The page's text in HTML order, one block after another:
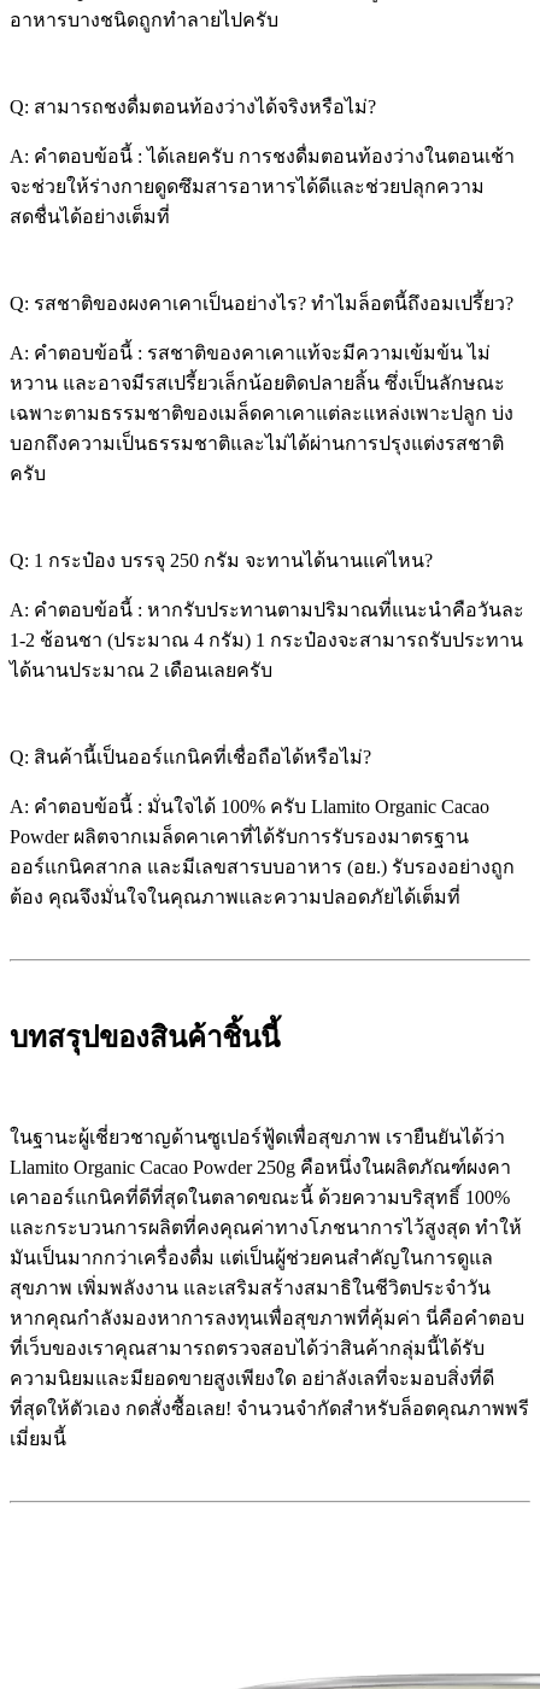
อาหารบางชนิดถูกทำลายไปครับ
Q: สามารถชงดื่มตอนท้องว่างได้จริงหรือไม่?
A: คำตอบข้อนี้ : ได้เลยครับ การชงดื่มตอนท้องว่างในตอนเช้า
จะช่วยให้ร่างกายดูดซึมสารอาหารได้ดีและช่วยปลุกความ
สดชื่นได้อย่างเต็มที่
Q: รสชาติของผงคาเคาเป็นอย่างไร? ทำไมล็อตนี้ถึงอมเปรี้ยว?
A: คำตอบข้อนี้ : รสชาติของคาเคาแท้จะมีความเข้มข้น ไม่
หวาน และอาจมีรสเปรี้ยวเล็กน้อยติดปลายลิ้น ซึ่งเป็นลักษณะ
เฉพาะตามธรรมชาติของเมล็ดคาเคาแต่ละแหล่งเพาะปลูก บ่ง
บอกถึงความเป็นธรรมชาติและไม่ได้ผ่านการปรุงแต่งรสชาติ
ครับ
Q: 1 กระป๋อง บรรจุ 250 กรัม จะทานได้นานแค่ไหน?
A: คำตอบข้อนี้ : หากรับประทานตามปริมาณที่แนะนำคือวันละ
1-2 ช้อนชา (ประมาณ 4 กรัม) 1 กระป๋องจะสามารถรับประทาน
ได้นานประมาณ 2 เดือนเลยครับ
Q: สินค้านี้เป็นออร์แกนิคที่เชื่อถือได้หรือไม่?
A: คำตอบข้อนี้ : มั่นใจได้ 100% ครับ Llamito Organic Cacao
Powder ผลิตจากเมล็ดคาเคาที่ได้รับการรับรองมาตรฐาน
ออร์แกนิคสากล และมีเลขสารบบอาหาร (อย.) รับรองอย่างถูก
ต้อง คุณจึงมั่นใจในคุณภาพและความปลอดภัยได้เต็มที่
บทสรุปของสินค้าชิ้นนี้
ในฐานะผู้เชี่ยวชาญด้านซูเปอร์ฟู้ดเพื่อสุขภาพ เรายืนยันได้ว่า
Llamito Organic Cacao Powder 250g คือหนึ่งในผลิตภัณฑ์ผงคา
เคาออร์แกนิคที่ดีที่สุดในตลาดขณะนี้ ด้วยความบริสุทธิ์ 100%
และกระบวนการผลิตที่คงคุณค่าทางโภชนาการไว้สูงสุด ทำให้
มันเป็นมากกว่าเครื่องดื่ม แต่เป็นผู้ช่วยคนสำคัญในการดูแล
สุขภาพ เพิ่มพลังงาน และเสริมสร้างสมาธิในชีวิตประจำวัน
หากคุณกำลังมองหาการลงทุนเพื่อสุขภาพที่คุ้มค่า นี่คือคำตอบ
ที่เว็บของเราคุณสามารถตรวจสอบได้ว่าสินค้ากลุ่มนี้ได้รับ
ความนิยมและมียอดขายสูงเพียงใด อย่าลังเลที่จะมอบสิ่งที่ดี
ที่สุดให้ตัวเอง กดสั่งซื้อเลย! จำนวนจำกัดสำหรับล็อตคุณภาพพรี
เมี่ยมนี้